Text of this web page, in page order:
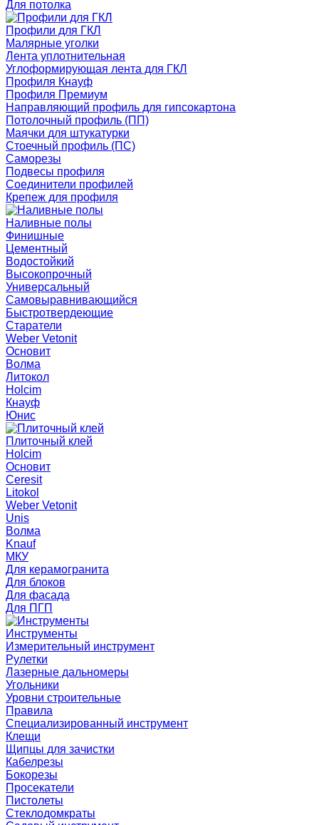
Для потолка
Профили для ГКЛ
Малярные уголки
Лента уплотнительная
Углоформирующая лента для ГКЛ
Профиля Кнауф
Профиля Премиум
Направляющий профиль для гипсокартона
Потолочный профиль (ПП)
Маячки для штукатурки
Стоечный профиль (ПС)
Саморезы
Подвесы профиля
Соединители профилей
Крепеж для профиля
Наливные полы
Финишные
Цементный
Водостойкий
Высокопрочный
Универсальный
Самовыравнивающийся
Быстротвердеющие
Старатели
Weber Vetonit
Основит
Волма
Литокол
Holcim
Кнауф
Юнис
Плиточный клей
Holcim
Основит
Ceresit
Litokol
Weber Vetonit
Unis
Волма
Knauf
МКУ
Для керамогранита
Для блоков
Для фасада
Для ПГП
Инструменты
Измерительный инструмент
Рулетки
Лазерные дальномеры
Угольники
Уровни строительные
Правила
Специализированный инструмент
Клещи
Щипцы для зачистки
Кабелрезы
Бокорезы
Просекатели
Пистолеты
Стеклодомкраты